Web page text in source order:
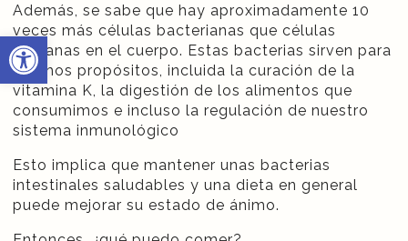
Open toolbar
Además, se sabe que hay aproximadamente 10
veces más células bacterianas que células
humanas en el cuerpo. Estas bacterias sirven para
muchos propósitos, incluida la curación de la
vitamina K, la digestión de los alimentos que
consumimos e incluso la regulación de nuestro
sistema inmunológico
Esto implica que mantener unas bacterias
intestinales saludables y una dieta en general
puede mejorar su estado de ánimo.